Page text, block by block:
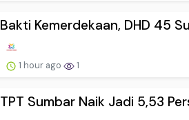
Bakti Kemerdekaan, DHD 45
1 hour ago 1
TPT Sumbar Naik Jadi 5,53